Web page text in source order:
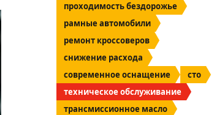
проходимость бездорожье
рамные автомобили
ремонт кроссоверов
снижение расхода
современное оснащение
сто
техническое обслуживание
трансмиссионное масло